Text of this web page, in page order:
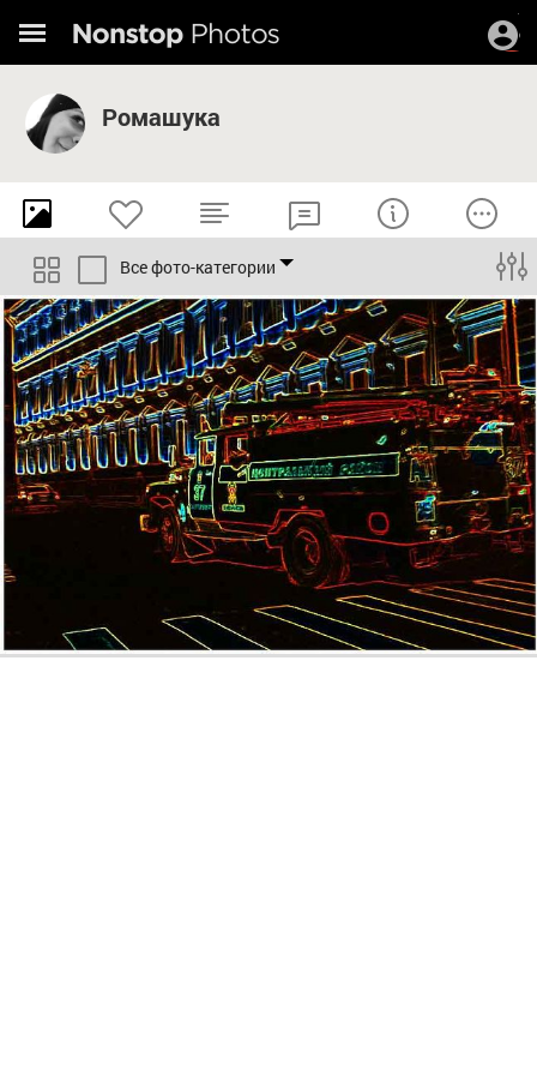
Ромашука
Все фото-категории